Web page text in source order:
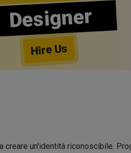
Designer
Hire Us
un'identità riconoscibile.